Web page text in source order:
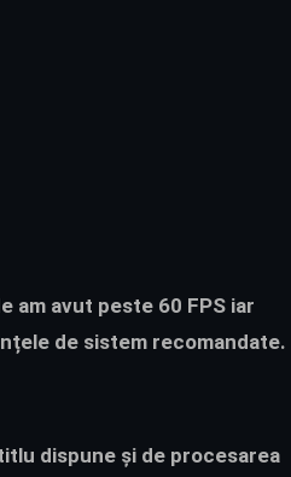
am avut peste 60 FPS iar
de sistem recomandate.
dispune și de procesarea